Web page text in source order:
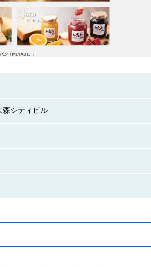
森シティビル